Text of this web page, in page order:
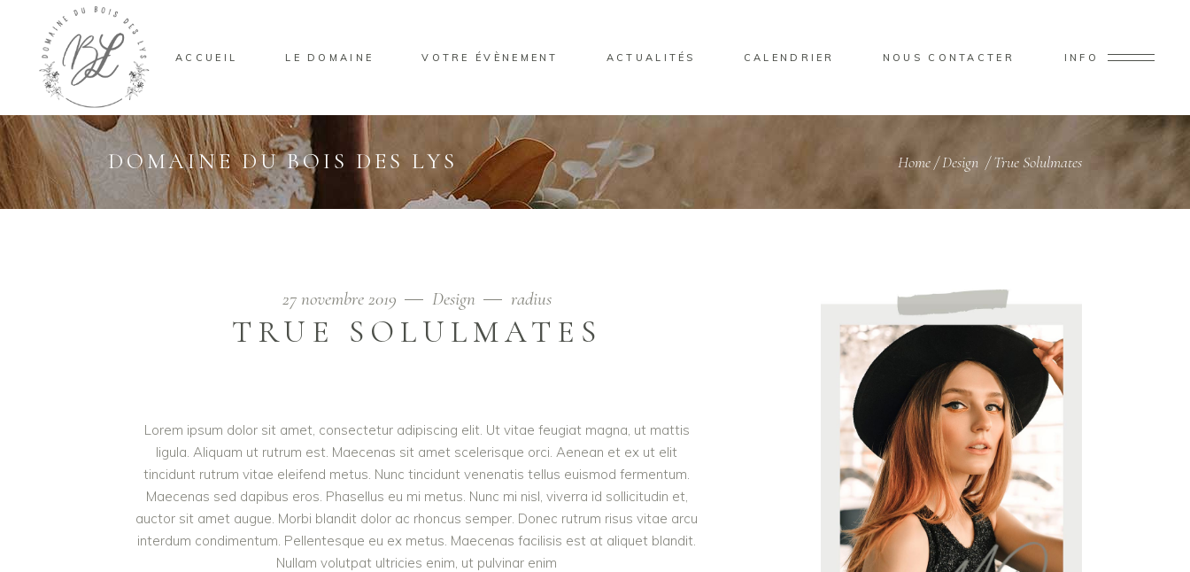
ACCUEIL LE DOMAINE VOTRE ÉVÈNEMENT ACTUALITÉS CALENDRIER NOUS CONTACTER INFO
DOMAINE DU BOIS DES LYS Home/Design /True Solulmates
27 novembre 2019 Design radius
TRUE SOLULMATES
Lorem ipsum dolor sit amet, consectetur adipiscing elit. Ut vitae feugiat magna, ut mattis
ligula. Aliquam ut rutrum est. Maecenas sit amet scelerisque orci. Aenean et ex ut elit
tincidunt rutrum vitae eleifend metus. Nunc tincidunt venenatis tellus euismod fermentum.
Maecenas sed dapibus eros. Phasellus eu mi metus. Nunc mi nisl, viverra id sollicitudin et,
auctor sit amet augue. Morbi blandit dolor ac rhoncus semper. Donec rutrum risus vitae arcu
interdum condimentum. Pellentesque eu ex metus. Maecenas facilisis est at aliquet blandit.
Nullam volutpat ultricies enim, ut pulvinar enim